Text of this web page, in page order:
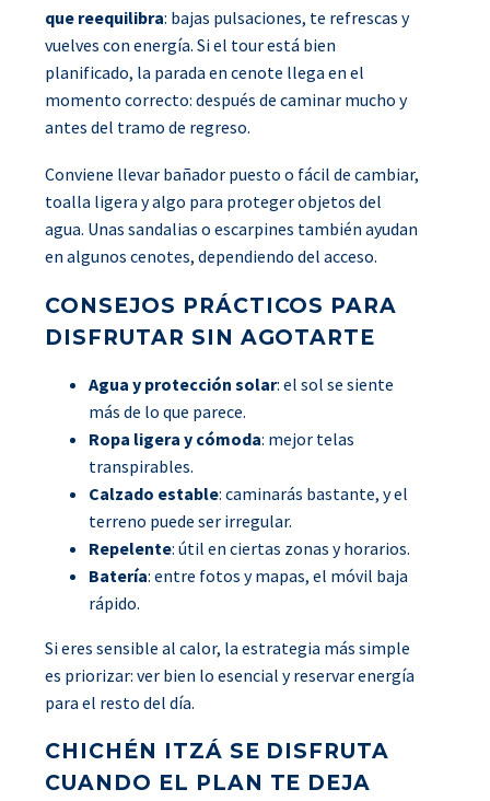
que reequilibra: bajas pulsaciones, te refrescas y
vuelves con energía. Si el tour está bien
planificado, la parada en cenote llega en el
momento correcto: después de caminar mucho y
antes del tramo de regreso.
Conviene llevar bañador puesto o fácil de cambiar,
toalla ligera y algo para proteger objetos del
agua. Unas sandalias o escarpines también ayudan
en algunos cenotes, dependiendo del acceso.
CONSEJOS PRÁCTICOS PARA
DISFRUTAR SIN AGOTARTE
Agua y protección solar: el sol se siente
más de lo que parece.
Ropa ligera y cómoda: mejor telas
transpirables.
Calzado estable: caminarás bastante, y el
terreno puede ser irregular.
Repelente: útil en ciertas zonas y horarios.
Batería: entre fotos y mapas, el móvil baja
rápido.
Si eres sensible al calor, la estrategia más simple
es priorizar: ver bien lo esencial y reservar energía
para el resto del día.
CHICHÉN ITZÁ SE DISFRUTA
CUANDO EL PLAN TE DEJA